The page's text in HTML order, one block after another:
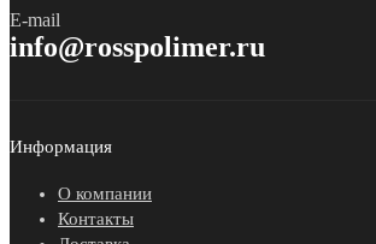
E-mail
info@rosspolimer.ru
Информация
О компании
Контакты